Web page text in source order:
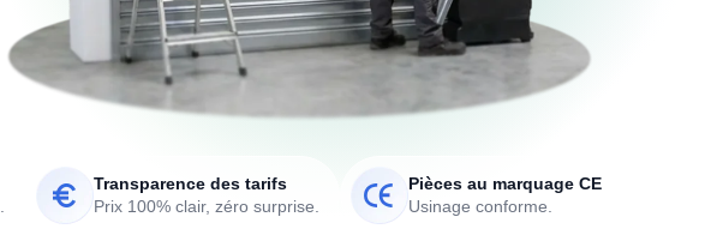
Transparence des tarifs
Prix 100% clair, zéro surprise.
Pièces au marquage CE
Usinage conforme.